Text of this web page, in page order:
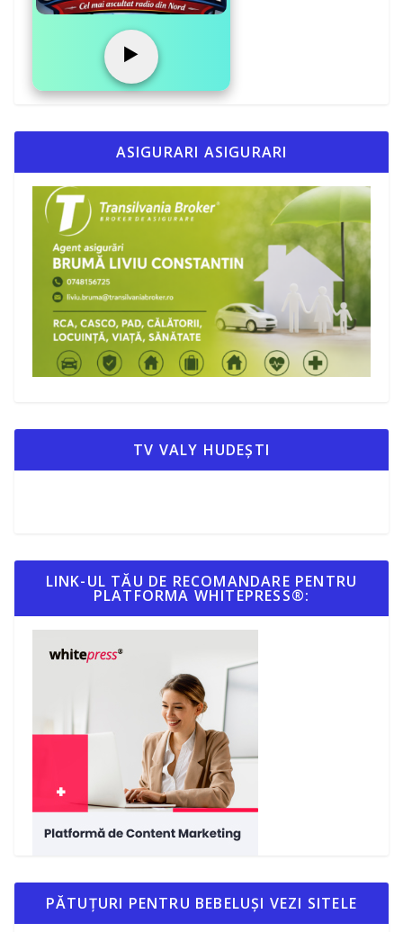
▶️
ASIGURARI ASIGURARI
TV VALY HUDEȘTI
LINK-UL TĂU DE RECOMANDARE PENTRU
PLATFORMA WHITEPRESS®:
PĂTUȚURI PENTRU BEBELUȘI VEZI SITELE